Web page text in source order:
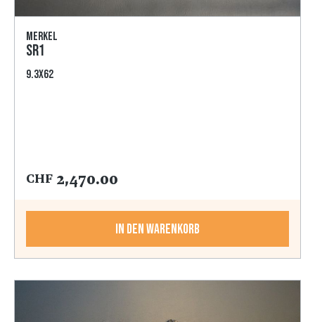
MERKEL
SR1
9.3x62
CHF 2,470.00
In den Warenkorb